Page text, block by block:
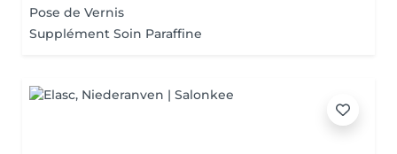
Pose de Vernis
Supplément Soin Paraffine